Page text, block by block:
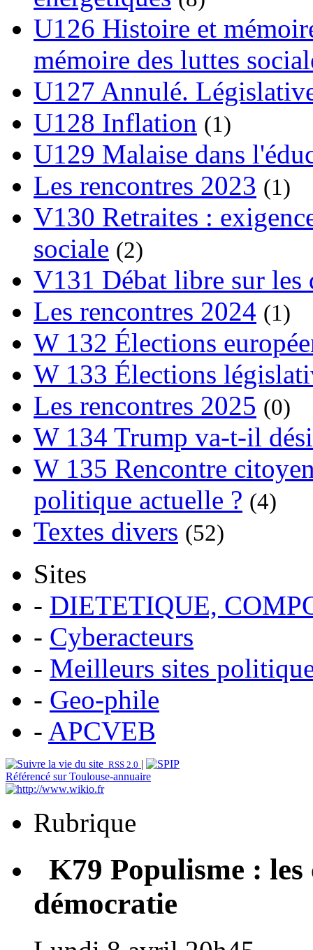
U126 Histoire et
mémoire des luttes
U127 Annulé.
U128 Inflation (1)
U129 Malaise dans
Les rencontres 2023 (1)
V130 Retraites :
sociale (2)
V131 Débat libre sur les
Les rencontres 2024 (1)
W 132 Élections
W 133 Élections
Les rencontres 2025 (0)
W 134 Trump va-t-il
W 135 Rencontre
politique actuelle ? (4)
Textes divers (52)
Sites
- DIETETIQUE,
- Cyberacteurs
- Meilleurs sites
- Geo-phile
- APCVEB
RSS 2.0 |
Référencé sur Toulouse-annuaire
Rubrique
K79 Populisme :
démocratie